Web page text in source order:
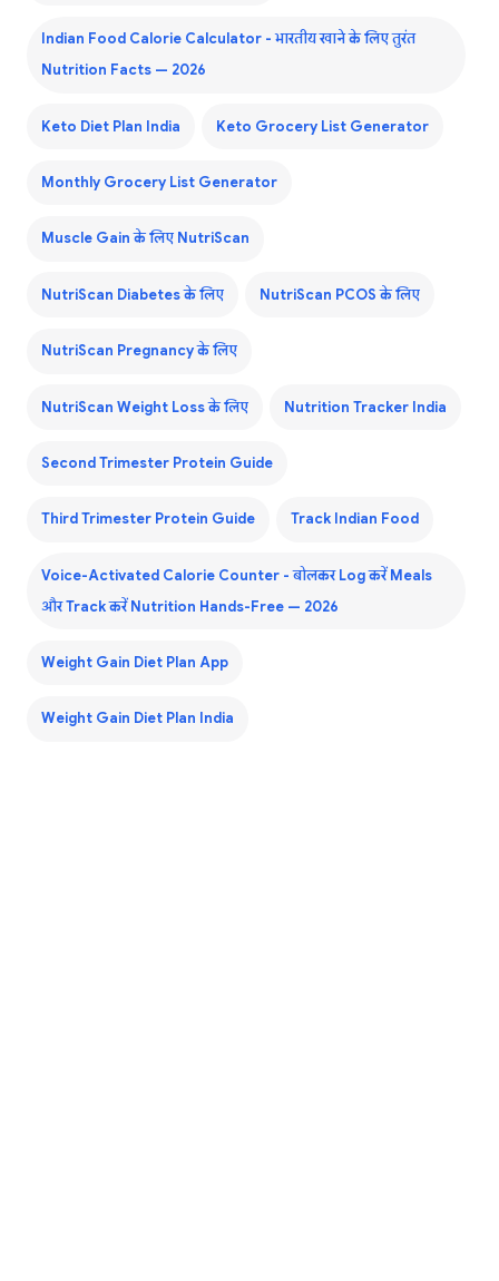
Indian Food Calorie Calculator - भारतीय खाने के लिए तुरंत
Nutrition Facts — 2026
Keto Diet Plan India Keto Grocery List Generator
Monthly Grocery List Generator
Muscle Gain के लिए NutriScan
NutriScan Diabetes के लिए NutriScan PCOS के लिए
NutriScan Pregnancy के लिए
NutriScan Weight Loss के लिए Nutrition Tracker India
Second Trimester Protein Guide
Third Trimester Protein Guide Track Indian Food
Voice-Activated Calorie Counter - बोलकर Log करें Meals
और Track करें Nutrition Hands-Free — 2026
Weight Gain Diet Plan App
Weight Gain Diet Plan India